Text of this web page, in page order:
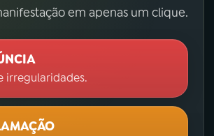
em apenas um clique.
irregularidades.